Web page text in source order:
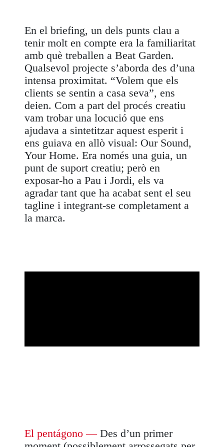
En el briefing, un dels punts clau a
tenir molt en compte era la familiaritat
amb què treballen a Beat Garden.
Qualsevol projecte s’aborda des d’una
intensa proximitat. “Volem que els
clients se sentin a casa seva”, ens
deien. Com a part del procés creatiu
vam trobar una locució que ens
ajudava a sintetitzar aquest esperit i
ens guiava en allò visual: Our Sound,
Your Home. Era només una guia, un
punt de suport creatiu; però en
exposar-ho a Pau i Jordi, els va
agradar tant que ha acabat sent el seu
tagline i integrant-se completament a
la marca.
El pentágono —Des d’un primer